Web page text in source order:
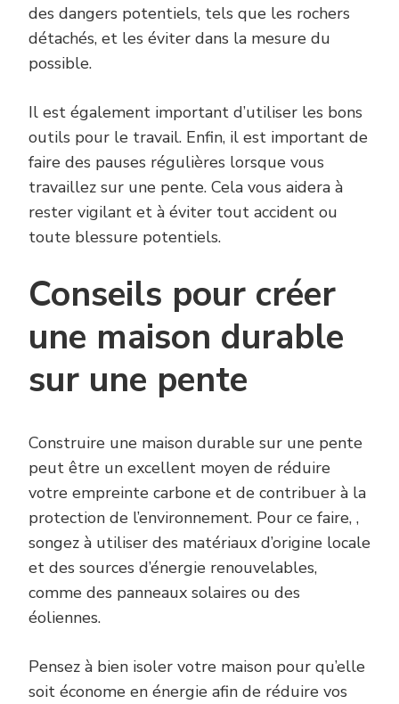
des dangers potentiels, tels que les rochers
détachés, et les éviter dans la mesure du
possible.
Il est également important d’utiliser les bons
outils pour le travail. Enfin, il est important de
faire des pauses régulières lorsque vous
travaillez sur une pente. Cela vous aidera à
rester vigilant et à éviter tout accident ou
toute blessure potentiels.
Conseils pour créer
une maison durable
sur une pente
Construire une maison durable sur une pente
peut être un excellent moyen de réduire
votre empreinte carbone et de contribuer à la
protection de l’environnement. Pour ce faire, ,
songez à utiliser des matériaux d’origine locale
et des sources d’énergie renouvelables,
comme des panneaux solaires ou des
éoliennes.
Pensez à bien isoler votre maison pour qu’elle
soit économe en énergie afin de réduire vos